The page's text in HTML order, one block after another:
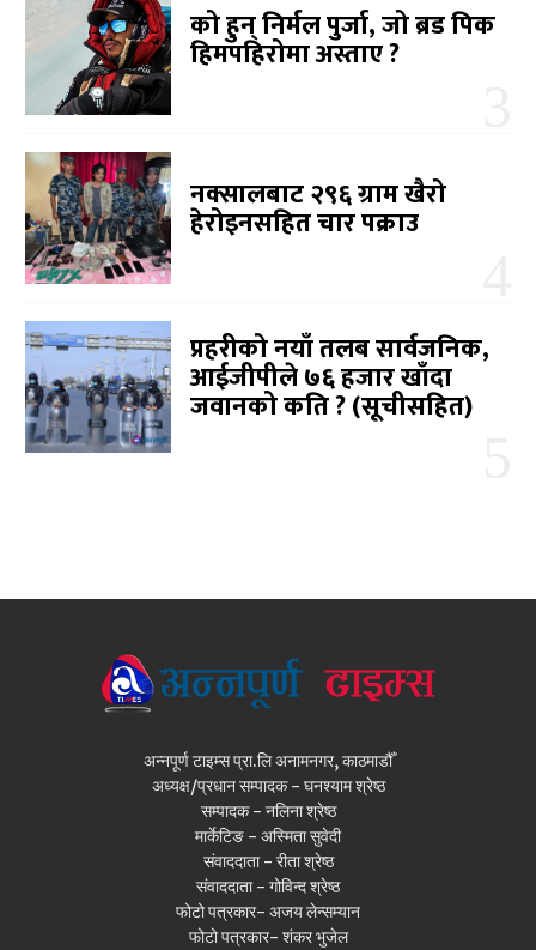
को हुन् निर्मल पुर्जा, जो ब्रड पिक
हिमपहिरोमा अस्ताए ?
नक्सालबाट २९६ ग्राम खैरो
हेरोइनसहित चार पक्राउ
प्रहरीको नयाँ तलब सार्वजनिक,
आईजीपीले ७६ हजार खाँदा
जवानको कति ? (सूचीसहित)
अन्नपूर्ण टाइम्स प्रा.लि अनामनगर, काठमाडौँ
अध्यक्ष/प्रधान सम्पादक - घनश्याम श्रेष्ठ
सम्पादक - नलिना श्रेष्ठ
मार्केटिङ - अस्मिता सुवेदी
संवाददाता - रीता श्रेष्ठ
संवाददाता - गोविन्द श्रेष्ठ
फोटो पत्रकार- अजय लेन्सम्यान
फोटो पत्रकार- शंकर भुजेल